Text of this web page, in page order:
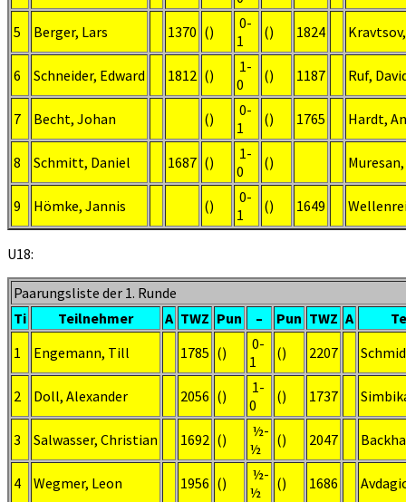
5 Berger, Lars 1370 ()
0-
1
() 1824
6 Schneider, Edward 1812 ()
1-
0
() 1187 Ruf,
7 Becht, Johan ()
0-
1
() 1765 Hardt,
8 Schmitt, Daniel 1687 ()
1-
0
()
9 Hömke, Jannis ()
0-
1
() 1649
U18:
Paarungsliste der 1. Runde
Ti
Teilnehmer A TWZ Pun – Pun TWZ A
1
Engemann, Till 1785 ()
0-
1
() 2207
2 Doll, Alexander 2056 ()
1-
0
() 1737
3 Salwasser, Christian 1692 ()
½-
½
() 2047
4 Wegmer, Leon 1956 ()
½-
½
() 1686